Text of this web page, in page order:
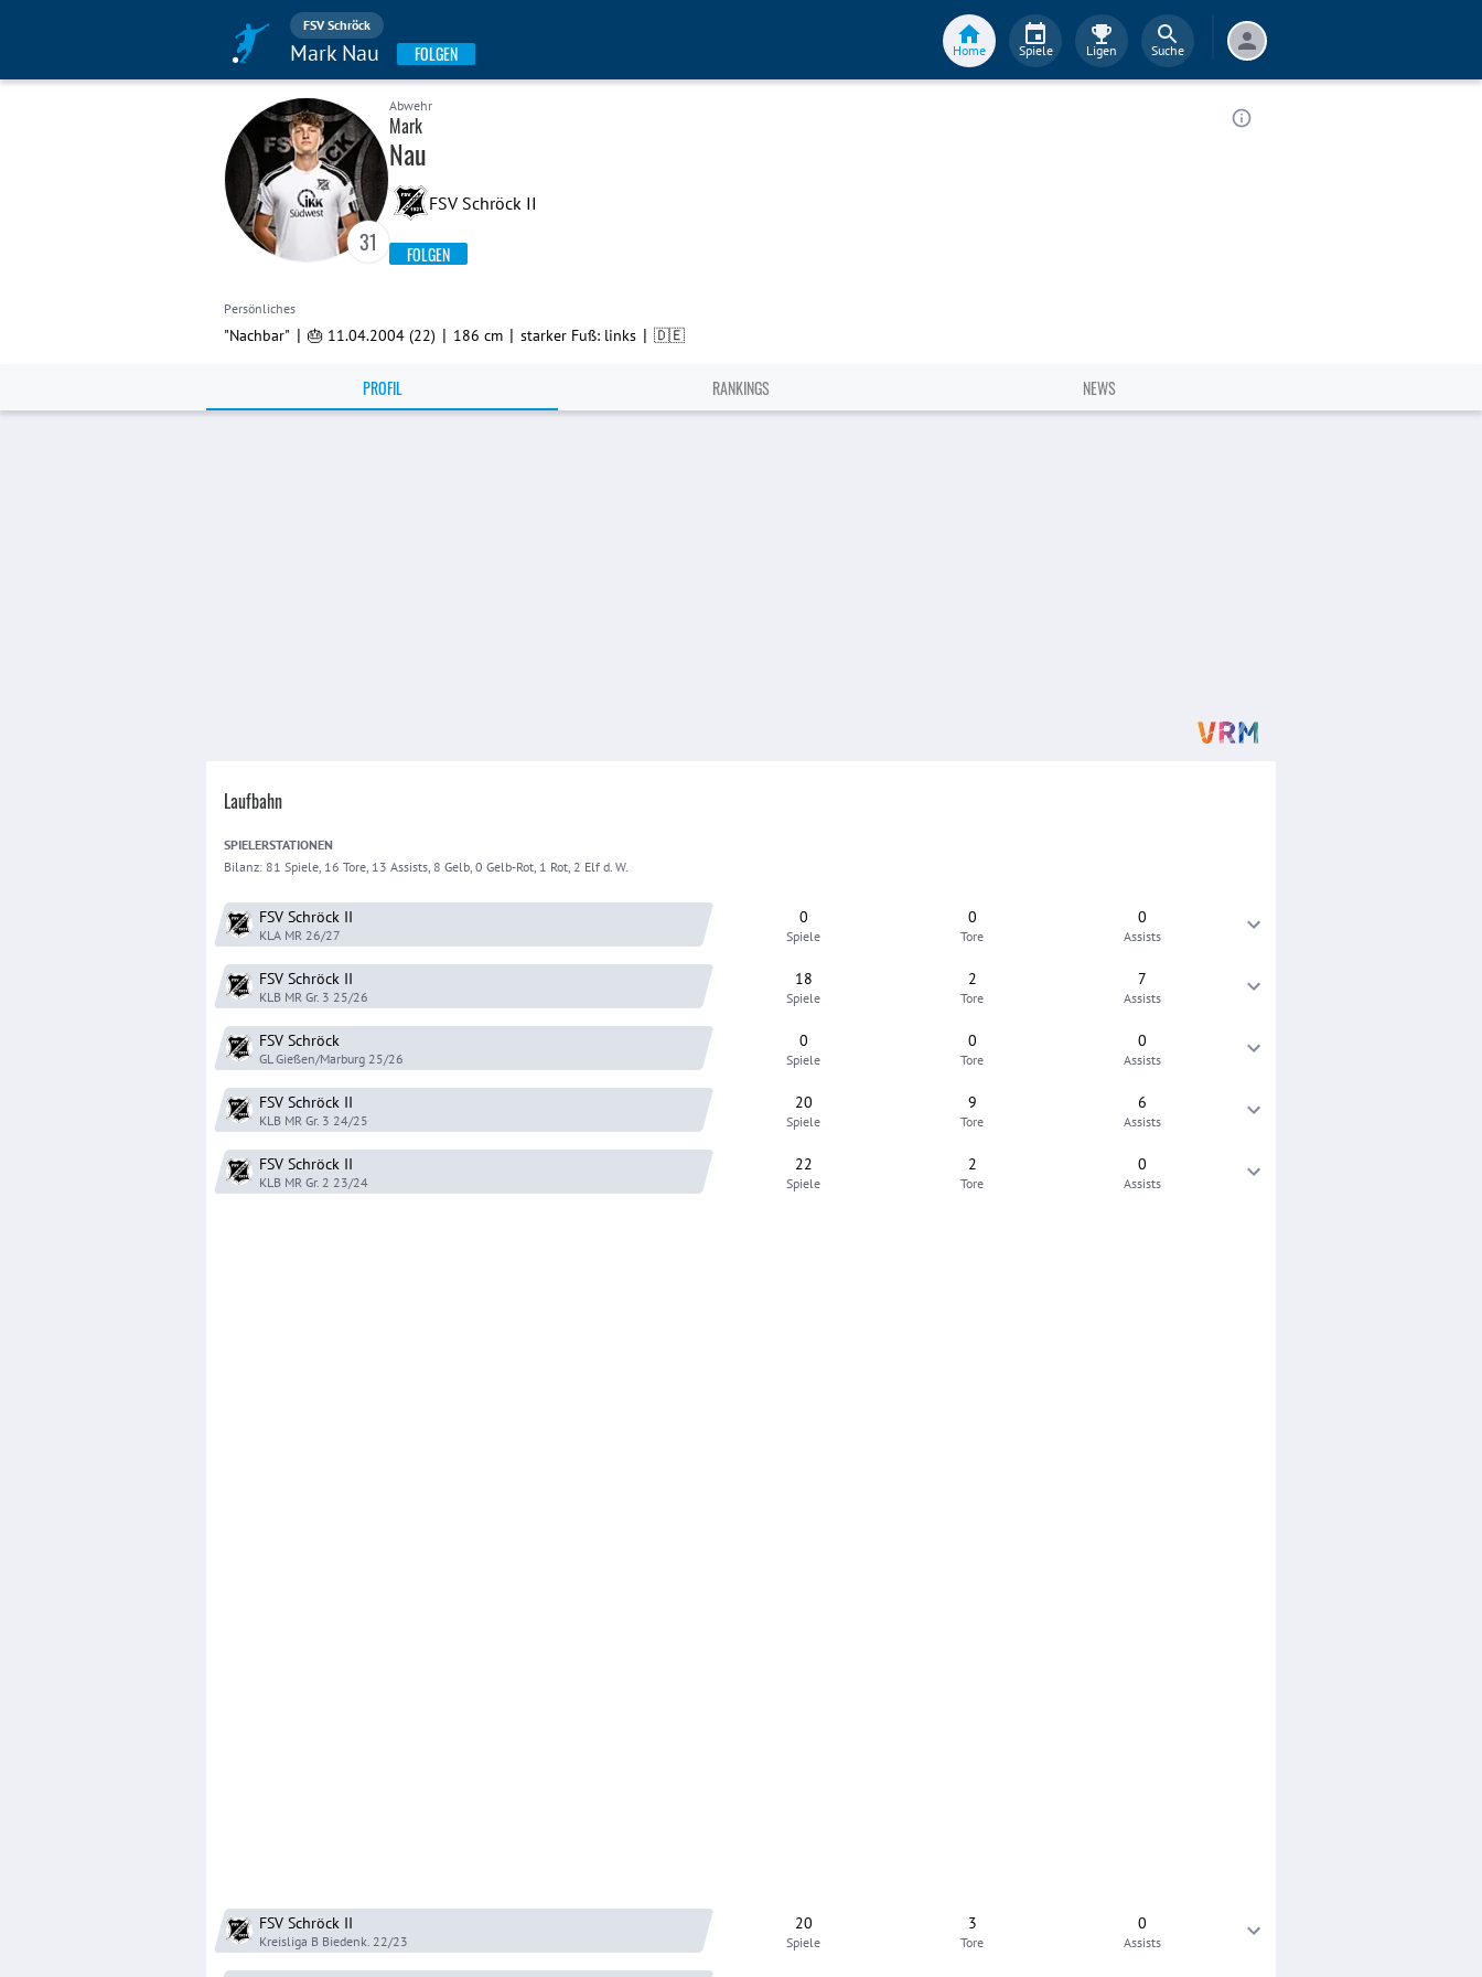
FSV Schröck
Mark Nau FOLGEN Home Spiele Ligen Suche
31
Abwehr
Mark
Nau
FSV Schröck II
FOLGEN
Persönliches
"Nachbar" | 🎂 11.04.2004 (22) | 186 cm | starker Fuß: links | 🇩🇪
PROFIL RANKINGS NEWS
Laufbahn
SPIELERSTATIONEN
Bilanz: 81 Spiele, 16 Tore, 13 Assists, 8 Gelb, 0 Gelb-Rot, 1 Rot, 2 Elf d. W.
FSV Schröck II
KLA MR 26/27
0
Spiele
0
Tore
0
Assists
FSV Schröck II
KLB MR Gr. 3 25/26
18
Spiele
2
Tore
7
Assists
FSV Schröck
GL Gießen/Marburg 25/26
0
Spiele
0
Tore
0
Assists
FSV Schröck II
KLB MR Gr. 3 24/25
20
Spiele
9
Tore
6
Assists
FSV Schröck II
KLB MR Gr. 2 23/24
22
Spiele
2
Tore
0
Assists
FSV Schröck II
Kreisliga B Biedenk. 22/23
20
Spiele
3
Tore
0
Assists